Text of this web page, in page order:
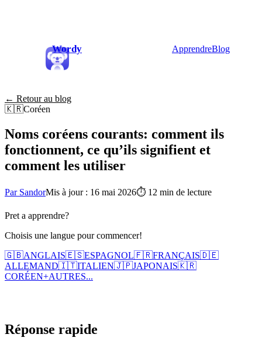
Wordy ApprendreBlog
← Retour au blog
🇰🇷Coréen
Noms coréens courants: comment ils
fonctionnent, ce qu’ils signifient et
comment les utiliser
Par SandorMis à jour : 16 mai 2026⏱ 12 min de lecture
Pret a apprendre?
Choisis une langue pour commencer!
🇬🇧ANGLAIS🇪🇸ESPAGNOL🇫🇷FRANÇAIS🇩🇪
ALLEMAND🇮🇹ITALIEN🇯🇵JAPONAIS🇰🇷
CORÉEN+AUTRES...
Réponse rapide